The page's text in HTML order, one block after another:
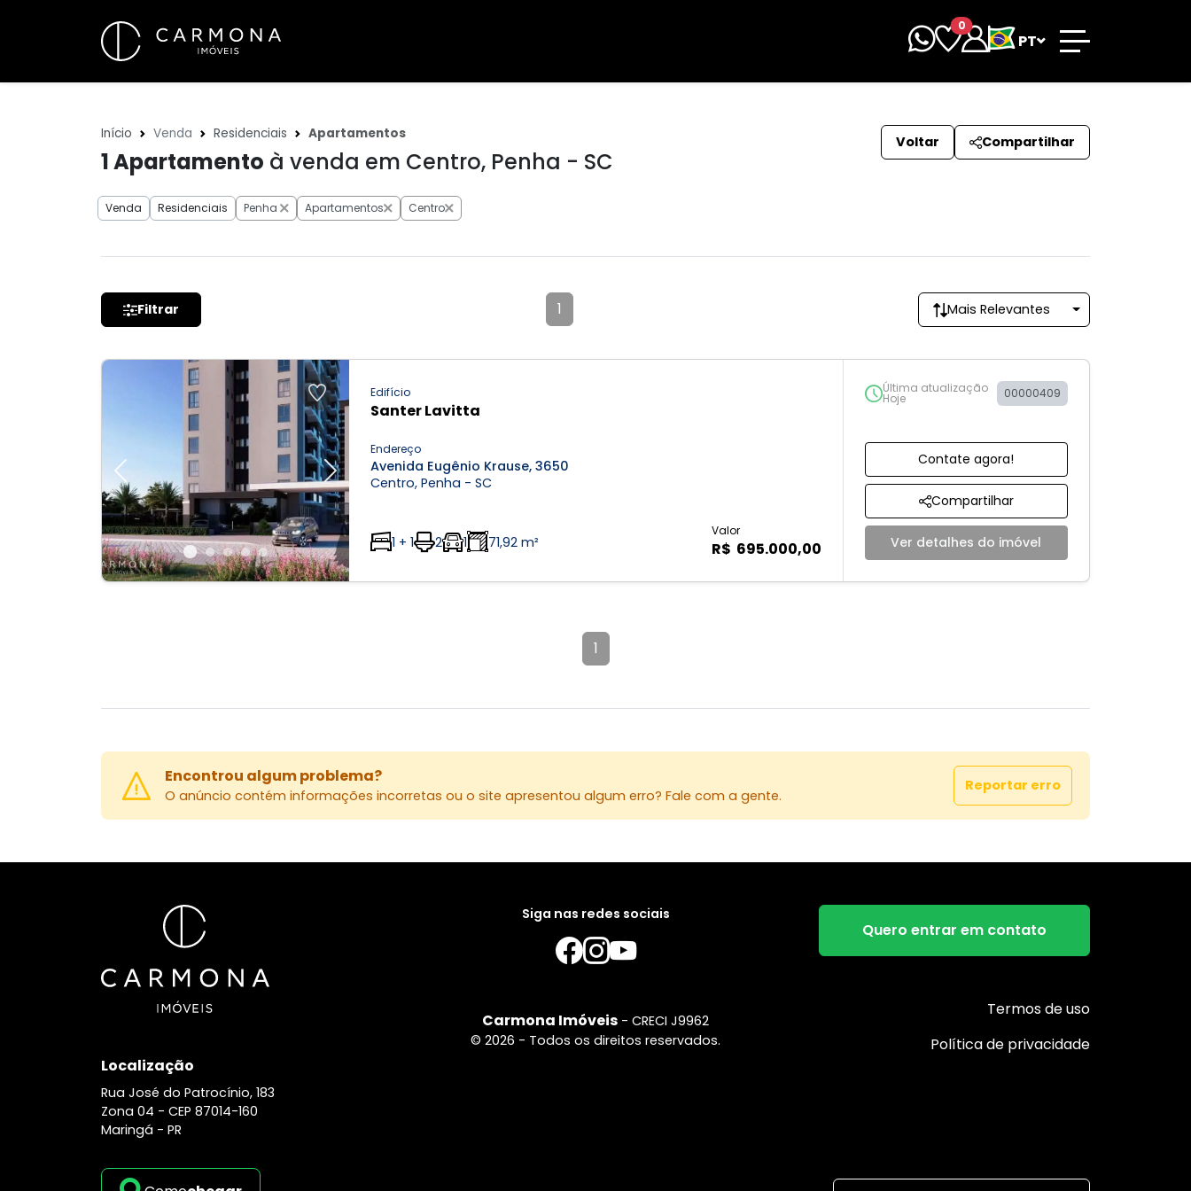
0
PT
Início Venda Residenciais Apartamentos
1Apartamento à venda em Centro, Penha - SC
Voltar Compartilhar
Venda Residenciais Penha Apartamentos Centro
Filtrar 1 Mais Relevantes
Previous Next
Edifício
Santer Lavitta
Endereço
Avenida Eugênio Krause, 3650
Centro, Penha - SC
1 + 1 2 1 71,92 m²
Valor
R$ 695.000,00
Última atualização
Hoje 00000409
Contate agora!
Compartilhar
Ver detalhes do imóvel
1
Encontrou algum problema?
O anúncio contém informações incorretas ou o site apresentou algum erro? Fale com a gente.
Reportar erro
Localização
Rua José do Patrocínio, 183
Zona 04 - CEP 87014-160
Maringá - PR
Siga nas redes sociais
Carmona Imóveis - CRECI J9962
© 2026 - Todos os direitos reservados.
Quero entrar em contato
Termos de uso
Política de privacidade